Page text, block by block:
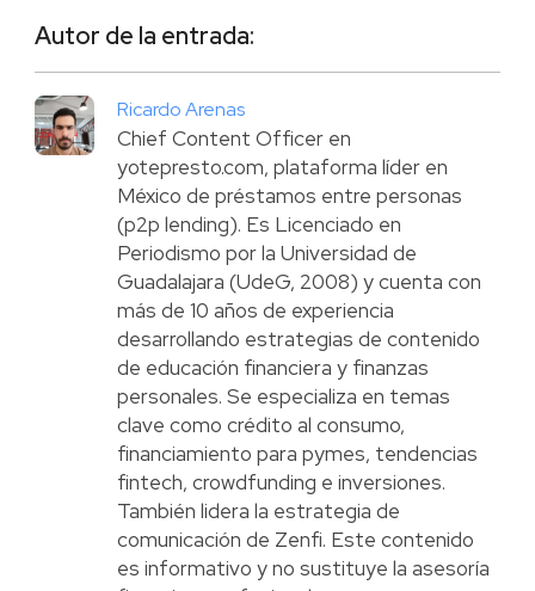
Autor de la entrada:
Ricardo Arenas
Chief Content Officer en
yotepresto.com, plataforma líder en
México de préstamos entre personas
(p2p lending). Es Licenciado en
Periodismo por la Universidad de
Guadalajara (UdeG, 2008) y cuenta con
más de 10 años de experiencia
desarrollando estrategias de contenido
de educación financiera y finanzas
personales. Se especializa en temas
clave como crédito al consumo,
financiamiento para pymes, tendencias
fintech, crowdfunding e inversiones.
También lidera la estrategia de
comunicación de Zenfi. Este contenido
es informativo y no sustituye la asesoría